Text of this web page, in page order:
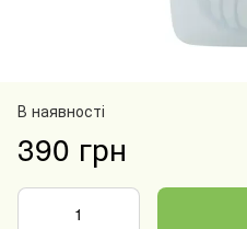
В наявності
390 грн